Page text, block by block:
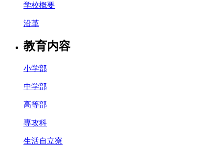
学校概要
沿革
教育内容
小学部
中学部
高等部
専攻科
生活自立寮